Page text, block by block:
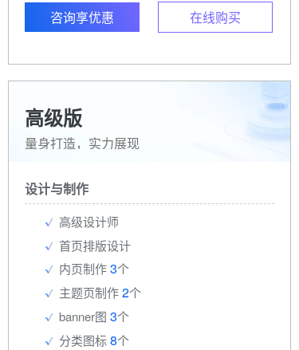
咨询享优惠
在线购买
高级版
量身打造，实力展现
设计与制作
高级设计师
首页排版设计
内页制作3个
主题页制作2个
banner图 3个
分类图标8个